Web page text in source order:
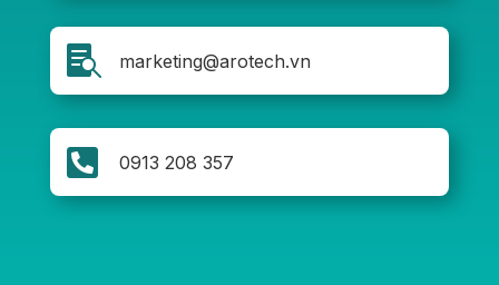
 marketing@arotech.vn
 0913 208 357